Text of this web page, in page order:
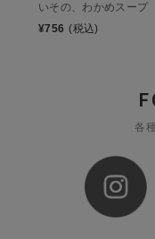
いその、わかめスープ
¥756 (税込)
各